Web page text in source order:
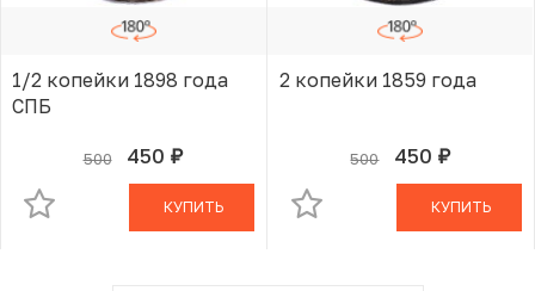
1/2 копейки 1898 года
СПБ
500 450 руб.
В КОРЗИНЕ
КУПИТЬ
2 копейки 1859 года
500 450 руб.
В КОРЗИНЕ
КУПИТЬ